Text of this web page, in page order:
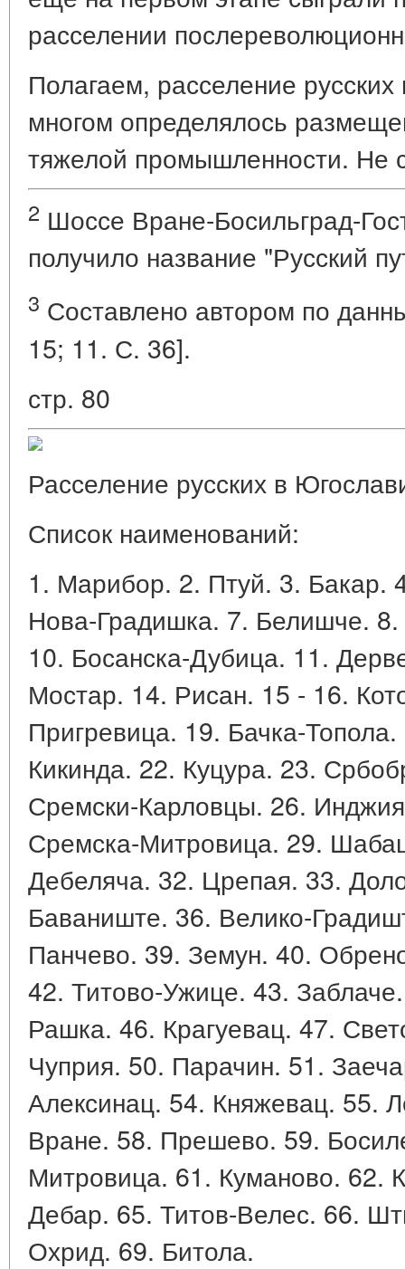
расселении
Полагаем, расселение
многом определялось
тяжелой промышленности. Не
2 Шоссе Вране-Босильград-
получило название "Русский
3 Составлено автором по
15; 11. С. 36].
стр. 80
Расселение русских в
Список наименований:
1. Марибор. 2. Птуй. 3. Бакар.
Нова-Градишка. 7. Белишче.
10. Босанска-Дубица. 11.
Мостар. 14. Рисан. 15 - 16.
Пригревица. 19. Бачка-
Кикинда. 22. Куцура. 23.
Сремски-Карловцы. 26.
Сремска-Митровица. 29.
Дебеляча. 32. Црепая. 33.
Баваниште. 36. Велико-
Панчево. 39. Земун. 40.
42. Титово-Ужице. 43.
Рашка. 46. Крагуевац. 47.
Чуприя. 50. Парачин. 51.
Алексинац. 54. Княжевац. 55.
Вране. 58. Прешево. 59.
Митровица. 61. Куманово. 62.
Дебар. 65. Титов-Велес. 66.
Охрид. 69. Битола.